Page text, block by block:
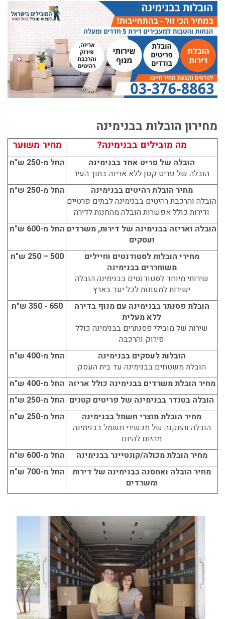
מחירון הובלות בבנימינה
מה מובילים בבנימינה? מחיר משוער
הובלה של פריט אחד בבנימינה
הובלה של פריט קטן ללא אריזה בתוך העיר
החל מ-250 ש"ח
מחיר הובלת רהיטים בבנימינה
הובלה והרכבת רהיטים בבנימינה לבתים פרטיים
ודירות כולל אפשרות הובלה מהחנות לדירה
החל מ-250 ש"ח
הובלה ואריזה בבנימינה של דירות, משרדים
ועסקים
החל מ-600 ש"ח
מחירי הובלות לסטודנטים וחיילים
משוחררים בבנימינה
שירותי מיוחד לסטודנטים בבנימינה הובלה
ישירות למעונות לכל יעד בארץ
500 – 250 ש"ח
הובלת פסנתר בבנימינה עם מנוף בדירה
ללא מעלית
שירות של מובילי פסנתרים בבנימינה כולל
פירוק והרכבה
650 - 350 ש"ח
הובלות לעסקים בבנימינה
הובלת משטחים בבנימינה עד בית העסק
החל מ-400 ש"ח
מחיר הובלת משרדים בבנימינה כולל אריזה החל מ-400 ש"ח
הובלה בטנדר בבנימינה של פריטים קטנים החל מ-250 ש"ח
מחיר הובלת מוצרי חשמל בבנימינה
הובלה והתקנה של מכשירי חשמל בבנימינה
מהיום להיום
החל מ-250 ש"ח
מחיר הובלת מכולה/קונטיינר בבנימינה
החל מ-600 ש"ח
מחיר הובלה ואחסנה בבנימינה של דירות
ומשרדים
החל מ-700 ש"ח